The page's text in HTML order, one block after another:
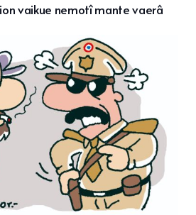
vaikue nemotî mante vaerâ